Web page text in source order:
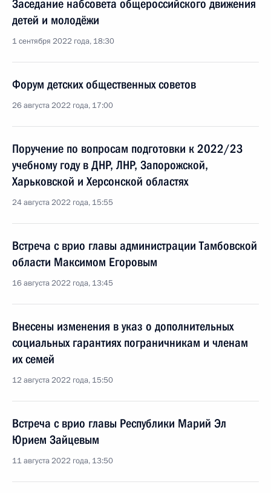
Заседание набсовета общероссийского движения
детей и молодёжи
1 сентября 2022 года, 18:30
Форум детских общественных советов
26 августа 2022 года, 17:00
Поручение по вопросам подготовки к 2022/23
учебному году в ДНР, ЛНР, Запорожской,
Харьковской и Херсонской областях
24 августа 2022 года, 15:55
Встреча с врио главы администрации Тамбовской
области Максимом Егоровым
16 августа 2022 года, 13:45
Внесены изменения в указ о дополнительных
социальных гарантиях пограничникам и членам
их семей
12 августа 2022 года, 15:50
Встреча с врио главы Республики Марий Эл
Юрием Зайцевым
11 августа 2022 года, 13:50